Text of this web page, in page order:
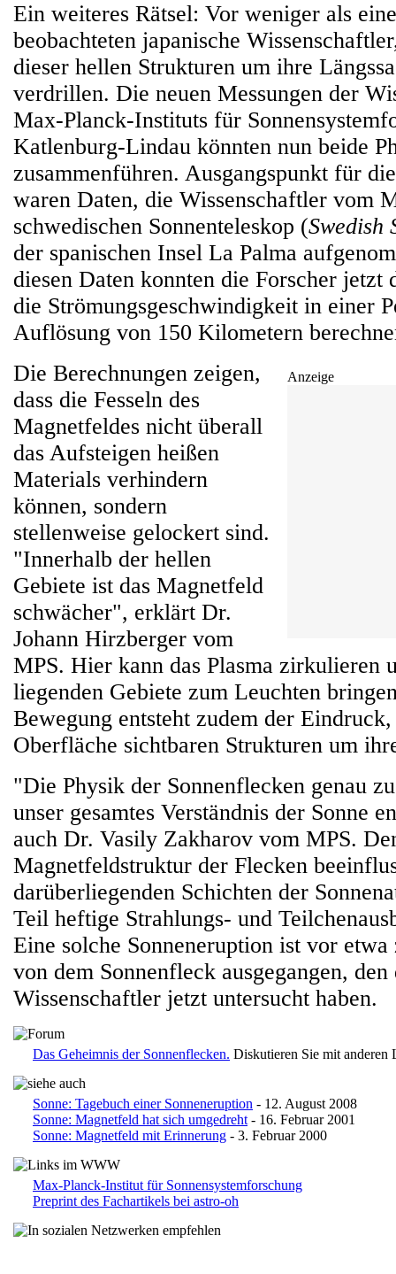
Ein weiteres Rätsel: Vor weniger als
beobachteten japanische
dieser hellen Strukturen um ihre
verdrillen. Die neuen Messungen der
Max-Planck-Instituts für
Katlenburg-Lindau könnten nun beide
zusammenführen. Ausgangspunkt für
waren Daten, die Wissenschaftler vom
schwedischen Sonnenteleskop (Swedish
der spanischen Insel La Palma
diesen Daten konnten die Forscher jetzt
die Strömungsgeschwindigkeit in einer
Auflösung von 150 Kilometern
Anzeige
Die Berechnungen zeigen,
dass die Fesseln des
Magnetfeldes nicht überall
das Aufsteigen heißen
Materials verhindern
können, sondern
stellenweise gelockert sind.
"Innerhalb der hellen
Gebiete ist das Magnetfeld
schwächer", erklärt Dr.
Johann Hirzberger vom
MPS. Hier kann das Plasma zirkulieren
liegenden Gebiete zum Leuchten
Bewegung entsteht zudem der
Oberfläche sichtbaren Strukturen um
"Die Physik der Sonnenflecken genau
unser gesamtes Verständnis der Sonne
auch Dr. Vasily Zakharov vom MPS.
Magnetfeldstruktur der Flecken
darüberliegenden Schichten der
Teil heftige Strahlungs- und
Eine solche Sonneneruption ist vor etwa
von dem Sonnenfleck ausgegangen,
Wissenschaftler jetzt untersucht haben.
Das Geheimnis der Sonnenflecken. Diskutieren Sie mit anderen
Sonne: Tagebuch einer Sonneneruption - 12. August 2008
Sonne: Magnetfeld hat sich umgedreht - 16. Februar 2001
Sonne: Magnetfeld mit Erinnerung - 3. Februar 2000
Max-Planck-Institut für Sonnensystemforschung
Preprint des Fachartikels bei astro-oh